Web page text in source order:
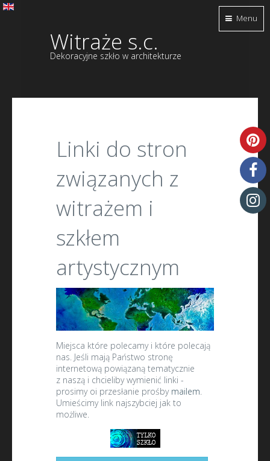
Witraże s.c.
Dekoracyjne szkło w architekturze
Linki do stron
związanych z
witrażem i
szkłem
artystycznym
Miejsca które polecamy i które polecają
nas. Jeśli mają Państwo stronę
internetową powiązaną tematycznie
z naszą i chcieliby wymienić linki -
prosimy oi przesłanie prośby mailem.
Umieścimy link najszybciej jak to
możliwe.
Menu